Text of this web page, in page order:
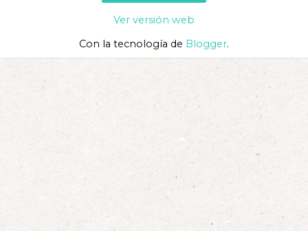
Ver versión web
Con la tecnología de Blogger.